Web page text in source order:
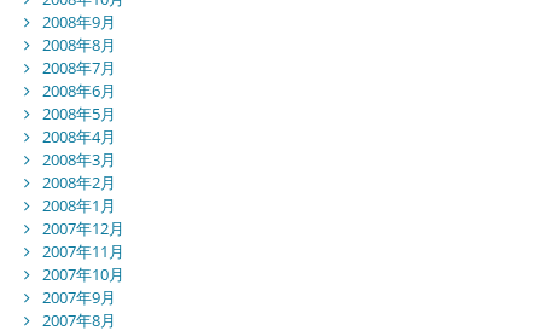
2008年9月
2008年8月
2008年7月
2008年6月
2008年5月
2008年4月
2008年3月
2008年2月
2008年1月
2007年12月
2007年11月
2007年10月
2007年9月
2007年8月